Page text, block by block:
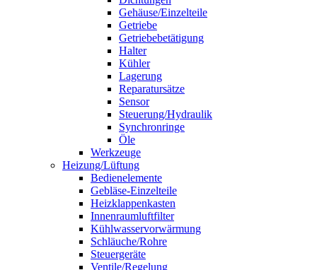
Gehäuse/Einzelteile
Getriebe
Getriebebetätigung
Halter
Kühler
Lagerung
Reparatursätze
Sensor
Steuerung/Hydraulik
Synchronringe
Öle
Werkzeuge
Heizung/Lüftung
Bedienelemente
Gebläse-Einzelteile
Heizklappenkasten
Innenraumluftfilter
Kühlwasservorwärmung
Schläuche/Rohre
Steuergeräte
Ventile/Regelung